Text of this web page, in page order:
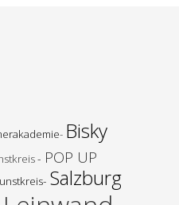
- Bisky
- POP UP
- Salzburg